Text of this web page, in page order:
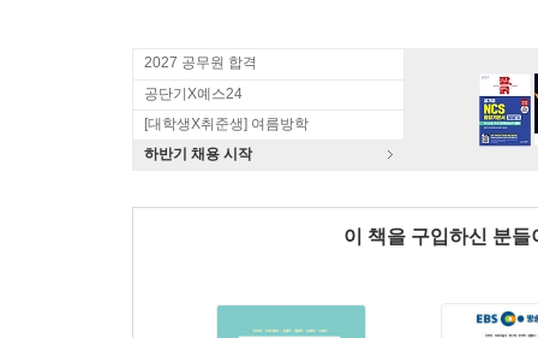
2027 공무원 합격
공단기X예스24
[대학생X취준생] 여름방학
하반기 채용 시작
이 책을 구입하신 분